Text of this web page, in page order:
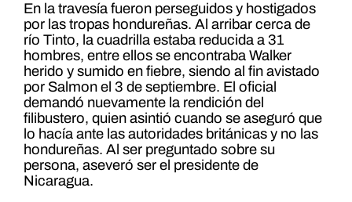
En la travesía fueron perseguidos y hostigados
por las tropas hondureñas. Al arribar cerca de
río Tinto, la cuadrilla estaba reducida a 31
hombres, entre ellos se encontraba Walker
herido y sumido en fiebre, siendo al fin avistado
por Salmon el 3 de septiembre. El oficial
demandó nuevamente la rendición del
filibustero, quien asintió cuando se aseguró que
lo hacía ante las autoridades británicas y no las
hondureñas. Al ser preguntado sobre su
persona, aseveró ser el presidente de
Nicaragua.